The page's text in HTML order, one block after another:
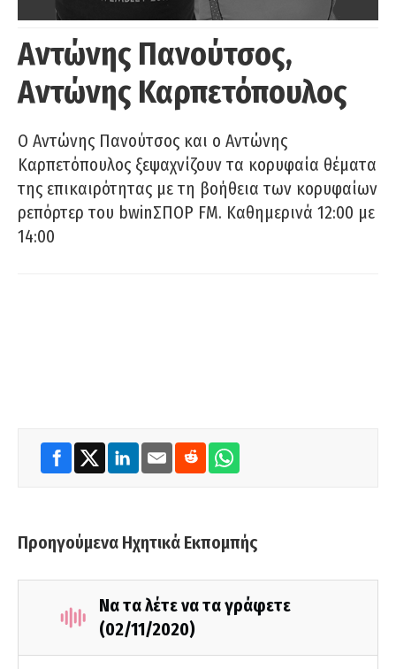
Αντώνης Πανούτσος,
Αντώνης Καρπετόπουλος
Ο Αντώνης Πανούτσος και ο Αντώνης
Καρπετόπουλος ξεψαχνίζουν τα κορυφαία θέματα
της επικαιρότητας με τη βοήθεια των κορυφαίων
ρεπόρτερ του bwinΣΠΟΡ FM. Καθημερινά 12:00 με
14:00
Προηγούμενα Ηχητικά Εκπομπής
Να τα λέτε να τα γράφετε
(02/11/2020)